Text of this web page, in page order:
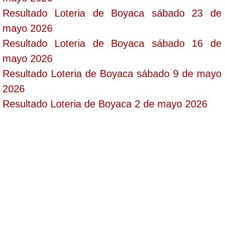
Resultado Loteria de Boyaca sábado 23 de
mayo 2026
Resultado Loteria de Boyaca sábado 16 de
mayo 2026
Resultado Loteria de Boyaca sábado 9 de mayo
2026
Resultado Loteria de Boyaca 2 de mayo 2026